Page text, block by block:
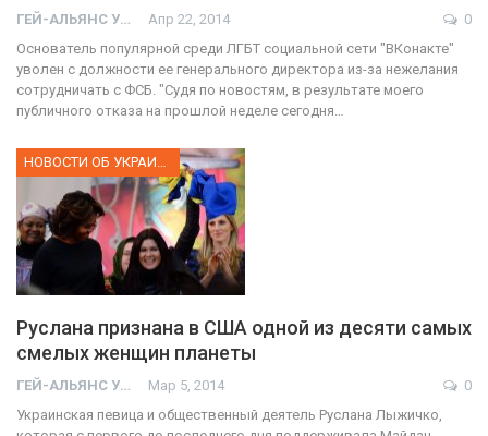
ГЕЙ-АЛЬЯНС УКРАИНА Апр 22, 2014
0
Основатель популярной среди ЛГБТ социальной сети "ВКонакте"
уволен с должности ее генерального директора из-за нежелания
сотрудничать с ФСБ. "Судя по новостям, в результате моего
публичного отказа на прошлой неделе сегодня…
НОВОСТИ ОБ УКРАИНЕ
Руслана признана в США одной из десяти самых
смелых женщин планеты
ГЕЙ-АЛЬЯНС УКРАИНА Мар 5, 2014
0
Украинская певица и общественный деятель Руслана Лыжичко,